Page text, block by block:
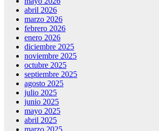
abril 2026
marzo 2026
febrero 2026
enero 2026
diciembre 2025
noviembre 2025
octubre 2025
septiembre 2025
agosto 2025
julio 2025
junio 2025
mayo 2025
abril 2025
marzo 2025